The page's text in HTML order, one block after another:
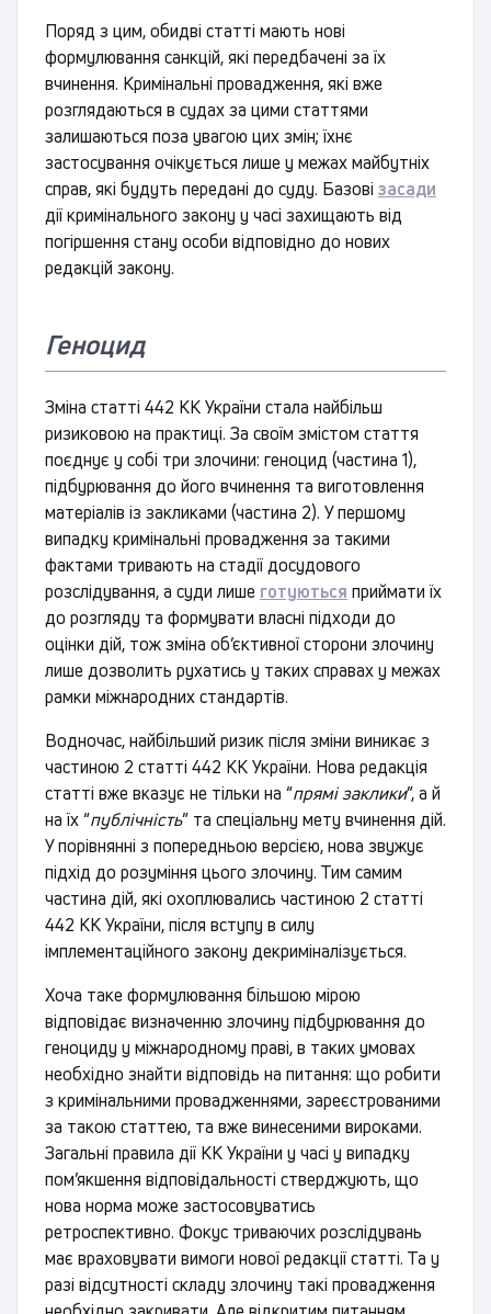
Поряд з цим, обидві статті мають нові
формулювання санкцій, які передбачені за їх
вчинення. Кримінальні провадження, які вже
розглядаються в судах за цими статтями
залишаються поза увагою цих змін; їхнє
застосування очікується лише у межах майбутніх
справ, які будуть передані до суду. Базові засади
дії кримінального закону у часі захищають від
погіршення стану особи відповідно до нових
редакцій закону.
Геноцид
Зміна статті 442 КК України стала найбільш
ризиковою на практиці. За своїм змістом стаття
поєднує у собі три злочини: геноцид (частина 1),
підбурювання до його вчинення та виготовлення
матеріалів із закликами (частина 2). У першому
випадку кримінальні провадження за такими
фактами тривають на стадії досудового
розслідування, а суди лише готуються приймати їх
до розгляду та формувати власні підходи до
оцінки дій, тож зміна об’єктивної сторони злочину
лише дозволить рухатись у таких справах у межах
рамки міжнародних стандартів.
Водночас, найбільший ризик після зміни виникає з
частиною 2 статті 442 КК України. Нова редакція
статті вже вказує не тільки на “прямі заклики”, а й
на їх “публічність” та спеціальну мету вчинення дій.
У порівнянні з попередньою версією, нова звужує
підхід до розуміння цього злочину. Тим самим
частина дій, які охоплювались частиною 2 статті
442 КК України, після вступу в силу
імплементаційного закону декриміналізується.
Хоча таке формулювання більшою мірою
відповідає визначенню злочину підбурювання до
геноциду у міжнародному праві, в таких умовах
необхідно знайти відповідь на питання: що робити
з кримінальними провадженнями, зареєстрованими
за такою статтею, та вже винесеними вироками.
Загальні правила дії КК України у часі у випадку
пом’якшення відповідальності стверджують, що
нова норма може застосовуватись
ретроспективно. Фокус триваючих розслідувань
має враховувати вимоги нової редакції статті. Та у
разі відсутності складу злочину такі провадження